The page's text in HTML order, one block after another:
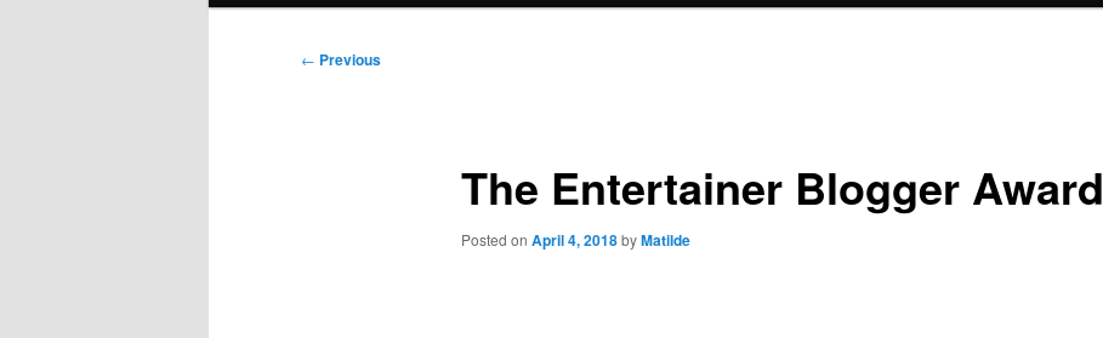
Post
← Previous
The Entertainer Blogger Award
Posted on April 4, 2018byMatilde